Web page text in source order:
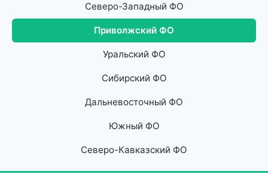
Северо-Западный ФО
Приволжский ФО
Уральский ФО
Сибирский ФО
Дальневосточный ФО
Южный ФО
Северо-Кавказский ФО